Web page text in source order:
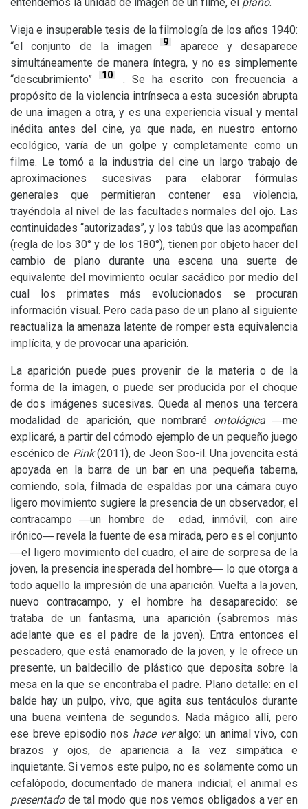
Vieja e insuperable tesis de la filmología de los años 1940:
“el conjunto de la imagen 9
aparece y desaparece
simultáneamente de manera íntegra, y no es simplemente
“descubrimiento” 10
. Se ha escrito con frecuencia a
propósito de la violencia intrínseca a esta sucesión abrupta
de una imagen a otra, y es una experiencia visual y mental
inédita antes del cine, ya que nada, en nuestro entorno
ecológico, varía de un golpe y completamente como un
filme. Le tomó a la industria del cine un largo trabajo de
aproximaciones sucesivas para elaborar fórmulas
generales que permitieran contener esa violencia,
trayéndola al nivel de las facultades normales del ojo. Las
continuidades “autorizadas”, y los tabús que las acompañan
(regla de los 30° y de los 180°), tienen por objeto hacer del
cambio de plano durante una escena una suerte de
equivalente del movimiento ocular sacádico por medio del
cual los primates más evolucionados se procuran
información visual. Pero cada paso de un plano al siguiente
reactualiza la amenaza latente de romper esta equivalencia
implícita, y de provocar una aparición.
La aparición puede pues provenir de la materia o de la
forma de la imagen, o puede ser producida por el choque
de dos imágenes sucesivas. Queda al menos una tercera
modalidad de aparición, que nombraré ontológica―me
explicaré, a partir del cómodo ejemplo de un pequeño juego
escénico de Pink(2011), de Jeon Soo-il. Una jovencita está
apoyada en la barra de un bar en una pequeña taberna,
comiendo, sola, filmada de espaldas por una cámara cuyo
ligero movimiento sugiere la presencia de un observador; el
contracampo ―un hombre de edad, inmóvil, con aire
irónico― revela la fuente de esa mirada, pero es el conjunto
―el ligero movimiento del cuadro, el aire de sorpresa de la
joven, la presencia inesperada del hombre― lo que otorga a
todo aquello la impresión de una aparición. Vuelta a la joven,
nuevo contracampo, y el hombre ha desaparecido: se
trataba de un fantasma, una aparición (sabremos más
adelante que es el padre de la joven). Entra entonces el
pescadero, que está enamorado de la joven, y le ofrece un
presente, un baldecillo de plástico que deposita sobre la
mesa en la que se encontraba el padre. Plano detalle: en el
balde hay un pulpo, vivo, que agita sus tentáculos durante
una buena veintena de segundos. Nada mágico allí, pero
ese breve episodio nos hace veralgo: un animal vivo, con
brazos y ojos, de apariencia a la vez simpática e
inquietante. Si vemos este pulpo, no es solamente como un
cefalópodo, documentado de manera indicial; el animal es
presentadode tal modo que nos vemos obligados a ver en